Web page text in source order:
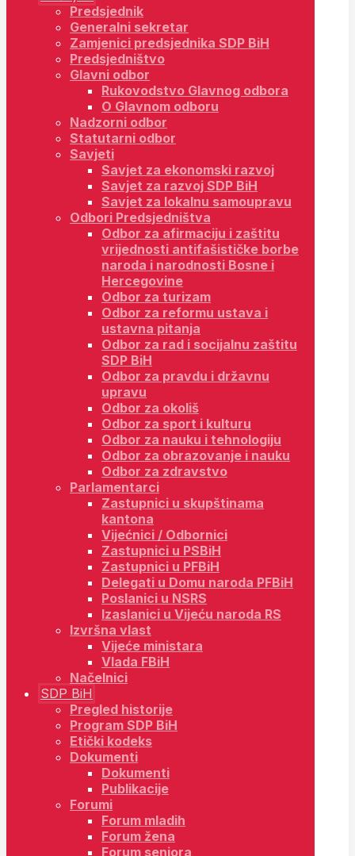
Predsjednik
Generalni sekretar
Zamjenici predsjednika SDP BiH
Predsjedništvo
Glavni odbor
Rukovodstvo Glavnog odbora
O Glavnom odboru
Nadzorni odbor
Statutarni odbor
Savjeti
Savjet za ekonomski razvoj
Savjet za razvoj SDP BiH
Savjet za lokalnu samoupravu
Odbori Predsjedništva
Odbor za afirmaciju i zaštitu
vrijednosti antifašističke borbe
naroda i narodnosti Bosne i
Hercegovine
Odbor za turizam
Odbor za reformu ustava i
ustavna pitanja
Odbor za rad i socijalnu zaštitu
SDP BiH
Odbor za pravdu i državnu
upravu
Odbor za okoliš
Odbor za sport i kulturu
Odbor za nauku i tehnologiju
Odbor za obrazovanje i nauku
Odbor za zdravstvo
Parlamentarci
Zastupnici u skupštinama
kantona
Vijećnici / Odbornici
Zastupnici u PSBiH
Zastupnici u PFBiH
Delegati u Domu naroda PFBiH
Poslanici u NSRS
Izaslanici u Vijeću naroda RS
Izvršna vlast
Vijeće ministara
Vlada FBiH
Načelnici
SDP BiH
Pregled historije
Program SDP BiH
Etički kodeks
Dokumenti
Dokumenti
Publikacije
Forumi
Forum mladih
Forum žena
Forum seniora